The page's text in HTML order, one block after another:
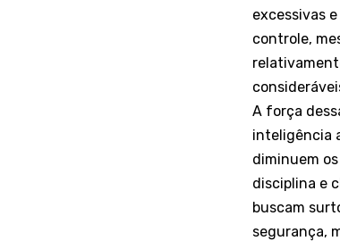
excessivas
controle,
A força
inteligência
diminuem
disciplina e
buscam
segurança,